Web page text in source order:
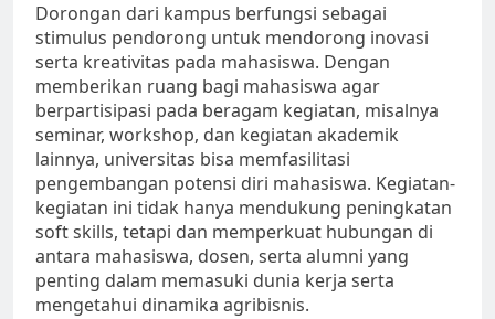
Dorongan dari kampus berfungsi sebagai
stimulus pendorong untuk mendorong inovasi
serta kreativitas pada mahasiswa. Dengan
memberikan ruang bagi mahasiswa agar
berpartisipasi pada beragam kegiatan, misalnya
seminar, workshop, dan kegiatan akademik
lainnya, universitas bisa memfasilitasi
pengembangan potensi diri mahasiswa. Kegiatan-
kegiatan ini tidak hanya mendukung peningkatan
soft skills, tetapi dan memperkuat hubungan di
antara mahasiswa, dosen, serta alumni yang
penting dalam memasuki dunia kerja serta
mengetahui dinamika agribisnis.